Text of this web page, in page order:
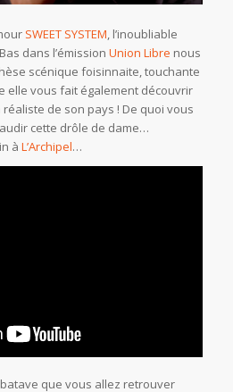
SWEET SYSTEM, l’inoubliable
dans l’émission Union Libre nous
scénique foisinnaite, touchante
elle vous fait également découvrir
de son pays ! De quoi vous
cette drôle de dame…
à L’Archipel…
que vous allez retrouver